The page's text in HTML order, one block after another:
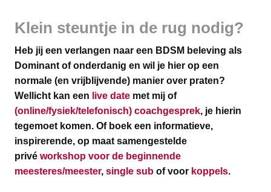
Klein steuntje in de rug nodig?
Heb jij een verlangen naar een BDSM beleving als
Dominant of onderdanig en wil je hier op een
normale (en vrijblijvende) manier over praten?
Wellicht kan een live date met mij of
(online/fysiek/telefonisch) coachgesprek, je hierin
tegemoet komen. Of boek een informatieve,
inspirerende, op maat samengestelde
privé workshop voor de beginnende
meesteres/meester, single sub of voor koppels.